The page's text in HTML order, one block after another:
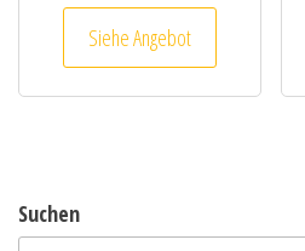
Siehe Angebot
Suchen